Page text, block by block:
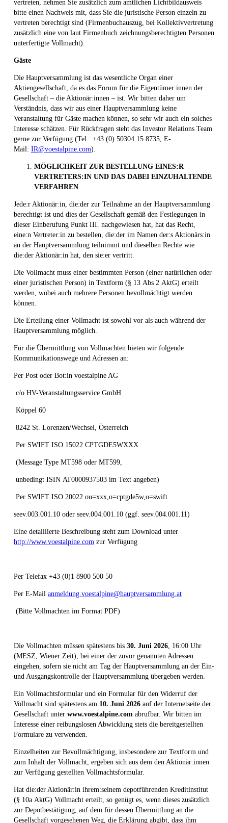
vertreten, nehmen Sie zusätzlich zum amtlichen Lichtbildausweis
bitte einen Nachweis mit, dass Sie die juristische Person einzeln zu
vertreten berechtigt sind (Firmenbuchauszug, bei Kollektivvertretung
zusätzlich eine von laut Firmenbuch zeichnungsberechtigten Personen
unterfertigte Vollmacht).
Gäste
Die Hauptversammlung ist das wesentliche Organ einer
Aktiengesellschaft, da es das Forum für die Eigentümer:innen der
Gesellschaft – die Aktionär:innen – ist. Wir bitten daher um
Verständnis, dass wir aus einer Hauptversammlung keine
Veranstaltung für Gäste machen können, so sehr wir auch ein solches
Interesse schätzen. Für Rückfragen steht das Investor Relations Team
gerne zur Verfügung (Tel.: +43 (0) 50304 15 8735, E-
Mail: IR@voestalpine.com).
MÖGLICHKEIT ZUR BESTELLUNG EINES:R
VERTRETERS:IN UND DAS DABEI EINZUHALTENDE
VERFAHREN
Jede:r Aktionär:in, die:der zur Teilnahme an der Hauptversammlung
berechtigt ist und dies der Gesellschaft gemäß den Festlegungen in
dieser Einberufung Punkt III. nachgewiesen hat, hat das Recht,
eine:n Vertreter:in zu bestellen, die:der im Namen der:s Aktionärs:in
an der Hauptversammlung teilnimmt und dieselben Rechte wie
die:der Aktionär:in hat, den sie:er vertritt.
Die Vollmacht muss einer bestimmten Person (einer natürlichen oder
einer juristischen Person) in Textform (§ 13 Abs 2 AktG) erteilt
werden, wobei auch mehrere Personen bevollmächtigt werden
können.
Die Erteilung einer Vollmacht ist sowohl vor als auch während der
Hauptversammlung möglich.
Für die Übermittlung von Vollmachten bieten wir folgende
Kommunikationswege und Adressen an:
Per Post oder Bot:in voestalpine AG
c/o HV-Veranstaltungsservice GmbH
Köppel 60
8242 St. Lorenzen/Wechsel, Österreich
Per SWIFT ISO 15022 CPTGDE5WXXX
(Message Type MT598 oder MT599,
unbedingt ISIN AT0000937503 im Text angeben)
Per SWIFT ISO 20022 ou=xxx,o=cptgde5w,o=swift
seev.003.001.10 oder seev.004.001.10 (ggf. seev.004.001.11)
Eine detaillierte Beschreibung steht zum Download unter
http://www.voestalpine.com zur Verfügung
Per Telefax +43 (0)1 8900 500 50
Per E-Mail anmeldung.voestalpine@hauptversammlung.at
(Bitte Vollmachten im Format PDF)
Die Vollmachten müssen spätestens bis 30. Juni 2026 , 16:00 Uhr
(MESZ, Wiener Zeit), bei einer der zuvor genannten Adressen
eingehen, sofern sie nicht am Tag der Hauptversammlung an der Ein-
und Ausgangskontrolle der Hauptversammlung übergeben werden.
Ein Vollmachtsformular und ein Formular für den Widerruf der
Vollmacht sind spätestens am 10. Juni 2026 auf der Internetseite der
Gesellschaft unter www.voestalpine.com abrufbar. Wir bitten im
Interesse einer reibungslosen Abwicklung stets die bereitgestellten
Formulare zu verwenden.
Einzelheiten zur Bevollmächtigung, insbesondere zur Textform und
zum Inhalt der Vollmacht, ergeben sich aus dem den Aktionär:innen
zur Verfügung gestellten Vollmachtsformular.
Hat die:der Aktionär:in ihrem:seinem depotführenden Kreditinstitut
(§ 10a AktG) Vollmacht erteilt, so genügt es, wenn dieses zusätzlich
zur Depotbestätigung, auf dem für dessen Übermittlung an die
Gesellschaft vorgesehenen Weg, die Erklärung abgibt, dass ihm